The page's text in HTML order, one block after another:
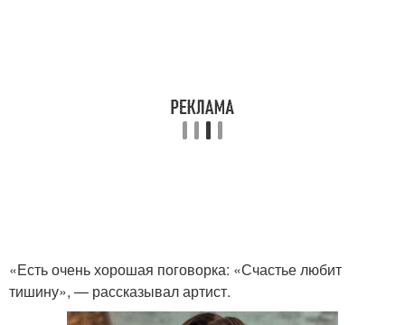
«Есть очень хорошая поговорка: «Счастье любит
тишину», — рассказывал артист.